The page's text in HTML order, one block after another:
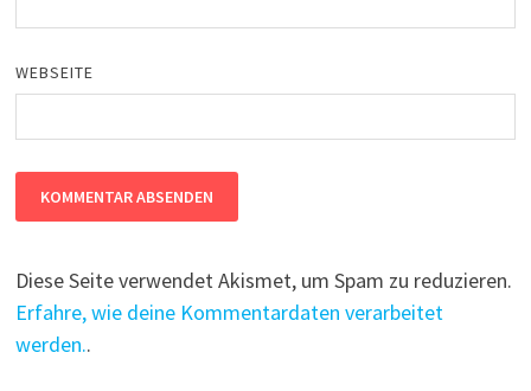
WEBSEITE
Diese Seite verwendet Akismet, um Spam zu reduzieren.
Erfahre, wie deine Kommentardaten verarbeitet
werden..